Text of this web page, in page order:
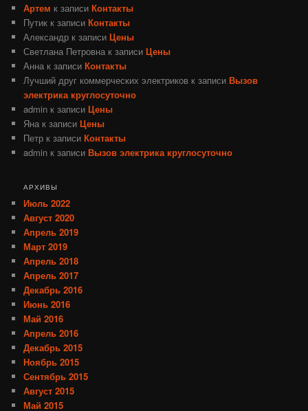
Артем к записиКонтакты
Путик к записиКонтакты
Александр к записиЦены
Светлана Петровна к записиЦены
Анна к записиКонтакты
Лучший друг коммерческих электриков к записиВызов
электрика круглосуточно
admin к записиЦены
Яна к записиЦены
Петр к записиКонтакты
admin к записиВызов электрика круглосуточно
АРХИВЫ
Июль 2022
Август 2020
Апрель 2019
Март 2019
Апрель 2018
Апрель 2017
Декабрь 2016
Июнь 2016
Май 2016
Апрель 2016
Декабрь 2015
Ноябрь 2015
Сентябрь 2015
Август 2015
Май 2015